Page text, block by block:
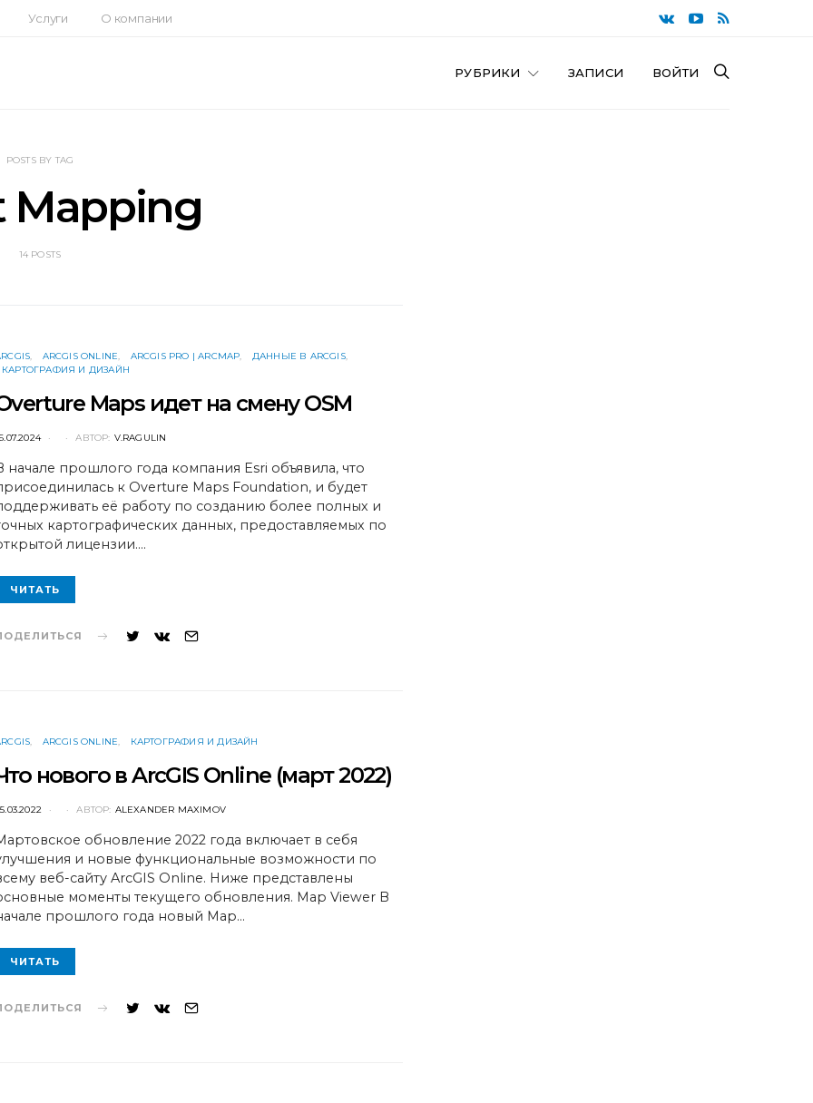
Услуги О компании
РУБРИКИ ЗАПИСИ ВОЙТИ
POSTS BY TAG
Mapping
14 POSTS
ARCGIS ONLINE ARCGIS PRO | ARCMAP
ДАННЫЕ В ARCGIS
КАРТОГРАФИЯ И ДИЗАЙН
Maps идет на смену OSM
АВТОР: V.RAGULIN
начале прошлого года компания Esri объявила, что
к Overture Maps Foundation, и будет
её работу по созданию более полных и
картографических данных, предоставляемых по
лицензии.…
ЧИТАТЬ
ARCGIS ONLINE КАРТОГРАФИЯ И ДИЗАЙН
нового в ArcGIS Online (март 2022)
АВТОР: ALEXANDER MAXIMOV
обновление 2022 года включает в себя
и новые функциональные возможности по
веб-сайту ArcGIS Online. Ниже представлены
моменты текущего обновления. Map Viewer В
прошлого года новый Map…
ЧИТАТЬ